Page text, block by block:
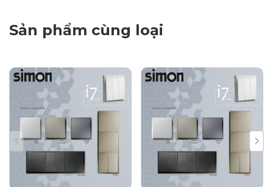
Sản phẩm cùng loại